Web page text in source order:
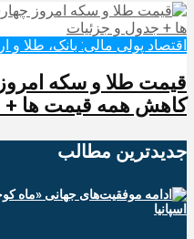
اقتصاد پولی مالی: بانک، طلا و
کاهش همه قیمت ها +
جدیدترین‌ مطالب